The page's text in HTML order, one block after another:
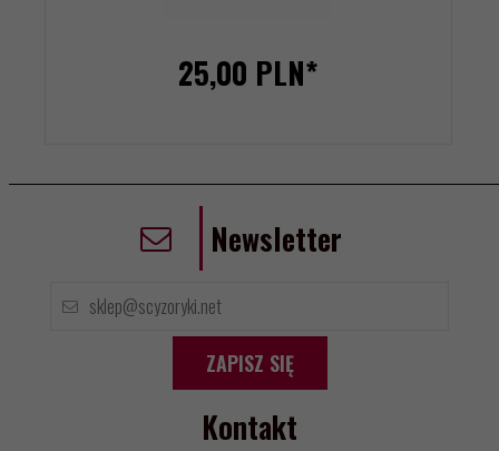
25,00 PLN*
Newsletter
ZAPISZ SIĘ
Kontakt